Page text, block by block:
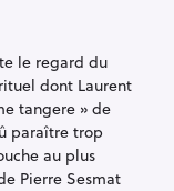
le regard du
dont Laurent
tangere » de
paraître trop
au plus
Pierre Sesmat